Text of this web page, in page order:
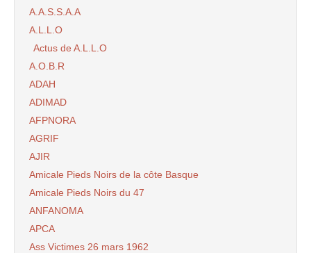
A.A.S.S.A.A
A.L.L.O
Actus de A.L.L.O
A.O.B.R
ADAH
ADIMAD
AFPNORA
AGRIF
AJIR
Amicale Pieds Noirs de la côte Basque
Amicale Pieds Noirs du 47
ANFANOMA
APCA
Ass Victimes 26 mars 1962